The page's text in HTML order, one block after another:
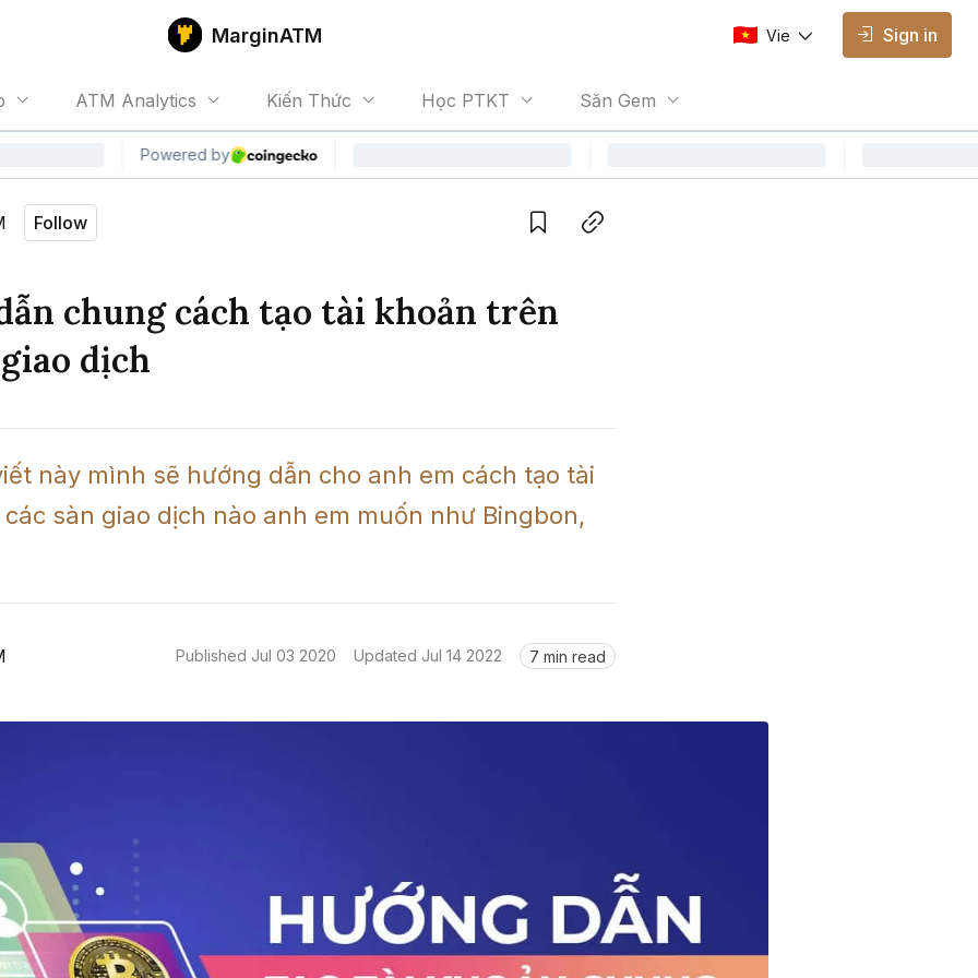
MarginATM
ATM Analytics Kiến Thức Học PTKT Săn Gem
Vie
Vietnamese
Sign in
Follow
chung cách tạo tài khoản trên
dịch
này mình sẽ hướng dẫn cho anh em cách tạo tài
sàn giao dịch nào anh em muốn như Bingbon,
Published Jul 03 2020 Updated Jul 14 2022 7 min read